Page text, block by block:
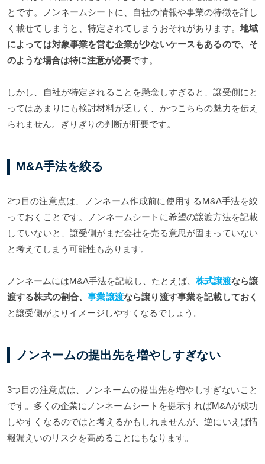
とです。ノンネームシートに、自社の情報や事業の特徴を詳し
く載せてしまうと、特定されてしまうおそれがあります。 地域
によっては対象事業を営む企業が少ないケースもあるので、そ
のような場合は特に注意が必要です。
しかし、自社が特定されることを懸念しすぎると、譲受側にと
ってはあまりにも検討材料が乏しく、かつこちらの魅力を伝え
られません。ぎりぎりの判断が肝要です。
M&A手法を絞る
2つ目の注意点は、ノンネーム作成前に使用するM&A手法を絞
っておくことです。ノンネームシートに希望の譲渡方法を記載
していないと、譲受側がまだ会社を売る意思が固まっていない
と考えてしまう可能性もあります。
ノンネームにはM&A手法を記載し、たとえば、 株式譲渡なら譲
渡する株式の割合、事業譲渡なら譲り渡す事業を記載しておく
と譲受側がよりイメージしやすくなるでしょう。
ノンネームの提出先を増やしすぎない
3つ目の注意点は、ノンネームの提出先を増やしすぎないこと
です。多くの企業にノンネームシートを提示すればM&Aが成功
しやすくなるのではと考えるかもしれませんが、逆にいえば情
報漏えいのリスクを高めることにもなります。